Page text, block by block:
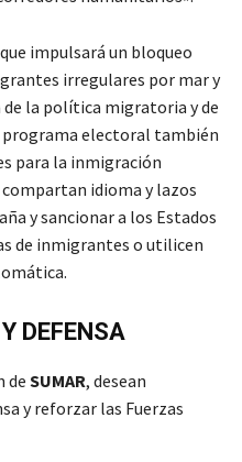
impulsará un bloqueo
irregulares por mar y
la política migratoria y de
programa electoral también
para la inmigración
compartan idioma y lazos
y sancionar a los Estados
de inmigrantes o utilicen
DEFENSA
de SUMAR, desean
y reforzar las Fuerzas